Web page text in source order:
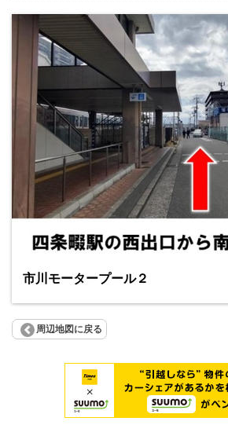
市川モータープール２
周辺地図に戻る